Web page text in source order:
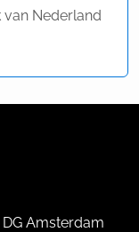
Nederland
Amsterdam